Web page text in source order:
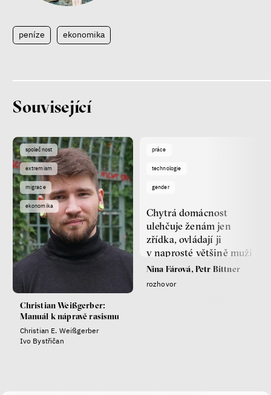
peníze ekonomika
Související
společnost
extremism
migrace
ekonomika
Christian Weißgerber:
Manuál k nápravě rasismu
Christian E. Weißgerber
Ivo Bystřičan
práce
technologie
gender
Chytrá domácnost
ulehčuje ženám jen
zřídka, ovládají ji
v naprosté většině muži
Nina Fárová, Petr Bittner
rozhovor